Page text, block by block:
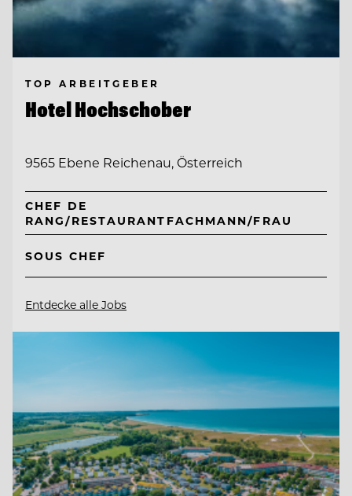
TOP ARBEITGEBER
Hotel Hochschober
9565 Ebene Reichenau, Österreich
CHEF DE
RANG/RESTAURANTFACHMANN/FRAU
SOUS CHEF
Entdecke alle Jobs